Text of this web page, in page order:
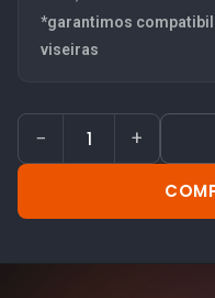
*garantimos
viseiras
− +